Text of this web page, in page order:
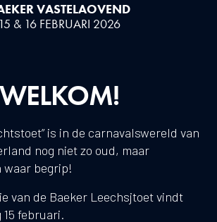
VASTELAOVEND
15 & 16 FEBRUARI 2026
WELKOM!
is in de carnavalswereld van
nog niet zo oud, maar
waar begrip!
van de Baeker Leechsjtoet vindt
15 februari.